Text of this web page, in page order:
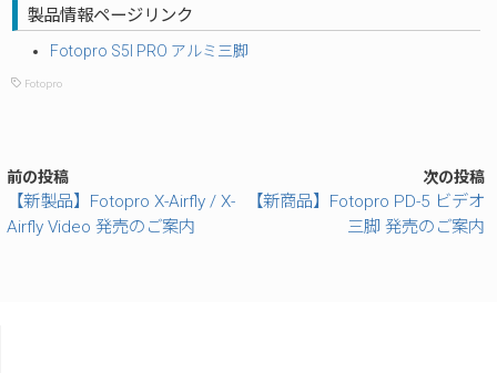
製品情報ページリンク
Fotopro S5I PRO アルミ三脚
Fotopro
前の投稿
【新製品】Fotopro X-Airfly / X-
Airfly Video 発売のご案内
次の投稿
【新商品】Fotopro PD-5 ビデオ
三脚 発売のご案内